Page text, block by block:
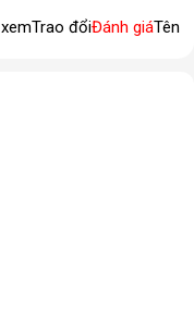
Trao đổiĐánh giáTên